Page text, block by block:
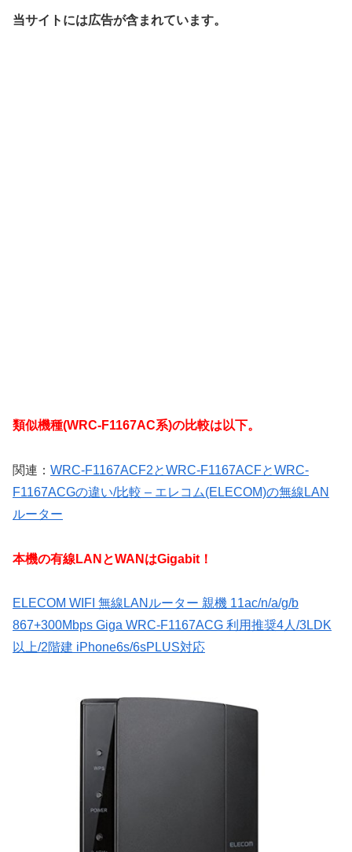
当サイトには広告が含まれています。
類似機種(WRC-F1167AC系)の比較は以下。
関連： WRC-F1167ACF2とWRC-F1167ACFとWRC-
F1167ACGの違い/比較 – エレコム(ELECOM)の無線LAN
ルーター
本機の有線LANとWANはGigabit！
ELECOM WIFI 無線LANルーター 親機 11ac/n/a/g/b
867+300Mbps Giga WRC-F1167ACG 利用推奨4人/3LDK
以上/2階建 iPhone6s/6sPLUS対応